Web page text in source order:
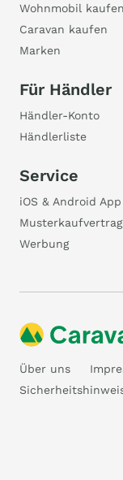
Wohnmobil kaufen
Caravan kaufen
Marken
Für Händler
Händler-Konto
Händlerliste
Service
iOS & Android App
Musterkaufvertrag
Werbung
Über uns